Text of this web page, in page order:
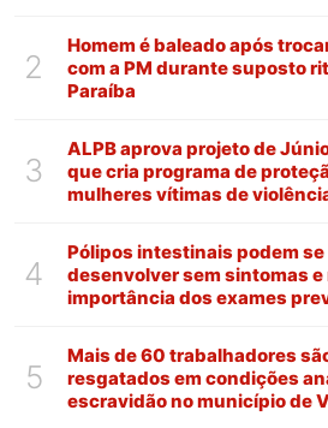
2
Homem é baleado após
com a PM durante suposto
Paraíba
3
ALPB aprova projeto de
que cria programa de
mulheres vítimas de
4
Pólipos intestinais podem se
desenvolver sem sintomas e
importância dos exames
5
Mais de 60 trabalhadores
resgatados em condições
escravidão no município de